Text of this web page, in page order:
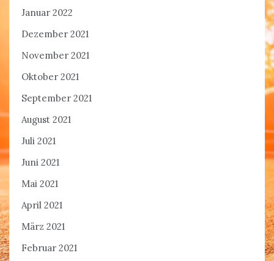
Januar 2022
Dezember 2021
November 2021
Oktober 2021
September 2021
August 2021
Juli 2021
Juni 2021
Mai 2021
April 2021
März 2021
Februar 2021